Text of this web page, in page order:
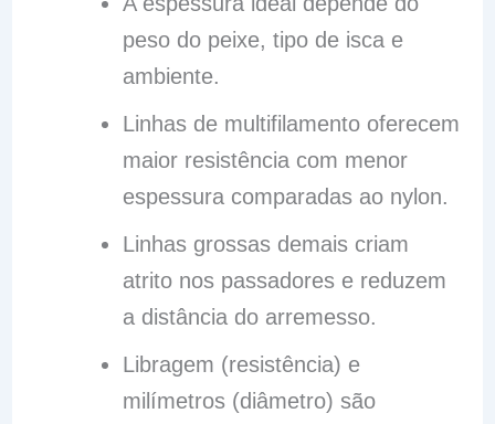
peso do peixe, tipo de isca e
ambiente.
Linhas de multifilamento oferecem
maior resistência com menor
espessura comparadas ao nylon.
Linhas grossas demais criam
atrito nos passadores e reduzem
a distância do arremesso.
Libragem (resistência) e
milímetros (diâmetro) são